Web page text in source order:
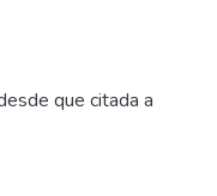
que citada a